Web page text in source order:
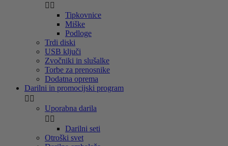
 
Tipkovnice
Miške
Podloge
Trdi diski
USB ključi
Zvočniki in slušalke
Torbe za prenosnike
Dodatna oprema
Darilni in promocijski program
 
Uporabna darila
 
Darilni seti
Otroški svet